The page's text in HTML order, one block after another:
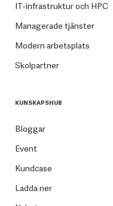
IT-infrastruktur och HPC
Managerade tjänster
Modern arbetsplats
Skolpartner
KUNSKAPSHUB
Bloggar
Event
Kundcase
Ladda ner